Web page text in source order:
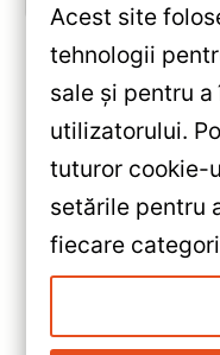
«Navigație
Toyota
4+64GB
1.6Ghz
DSP –
pentru
2024) –
Acest site
tehnologii
sale și pentru
utilizatorului.
tuturor cookie-
setările pentru
fiecare